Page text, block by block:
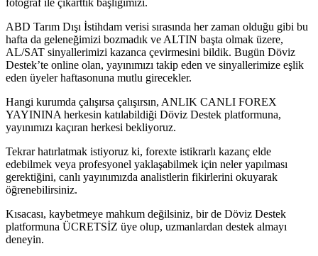
ABD Tarım Dışı İstihdam verisi sırasında her zaman olduğu gibi bu
hafta da geleneğimizi bozmadık ve ALTIN başta olmak üzere,
AL/SAT sinyallerimizi kazanca çevirmesini bildik. Bugün Döviz
Destek’te online olan, yayınımızı takip eden ve sinyallerimize eşlik
eden üyeler haftasonuna mutlu girecekler.
Hangi kurumda çalışırsa çalışırsın, ANLIK CANLI FOREX
YAYININA herkesin katılabildiği Döviz Destek platformuna,
yayınımızı kaçıran herkesi bekliyoruz.
Tekrar hatırlatmak istiyoruz ki, forexte istikrarlı kazanç elde
edebilmek veya profesyonel yaklaşabilmek için neler yapılması
gerektiğini, canlı yayınımızda analistlerin fikirlerini okuyarak
öğrenebilirsiniz.
Kısacası, kaybetmeye mahkum değilsiniz, bir de Döviz Destek
platformuna ÜCRETSİZ üye olup, uzmanlardan destek almayı
deneyin.